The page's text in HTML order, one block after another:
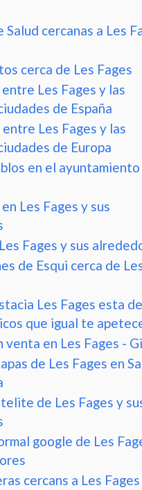
Salud cercanas a Les
cerca de Les Fages
Les Fages y las
de España
Les Fages y las
de Europa
en el
Les Fages y sus
Fages y sus
de Esqui cerca de
Les Fages esta
que igual te
venta en Les Fages -
de Les Fages en
de Les Fages y
google de Les
cercans a Les Fages